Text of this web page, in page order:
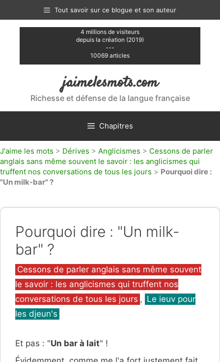
contenu
Tout savoir sur ce blogue et son auteur
4 millions de visiteurs
depuis la création (2019)
---
10069 articles
jaimelesmots.com
Richesse et défense de la langue française
Chapitres
J'aime les mots > Dérives > Anglicismes > Cessons de parler
anglais sans même souvent le savoir : les anglicismes qui
truffent nos conversations de tous les jours > Pourquoi dire :
"Un milk-bar" ?
Pourquoi dire : "Un milk-
bar" ?
Catégories
Cessons de parler anglais sans même souvent
le savoir : les anglicismes qui truffent nos
conversations de tous les jours , Le ieuv pour
les djeun's
Et pas : "Un bar à lait" !